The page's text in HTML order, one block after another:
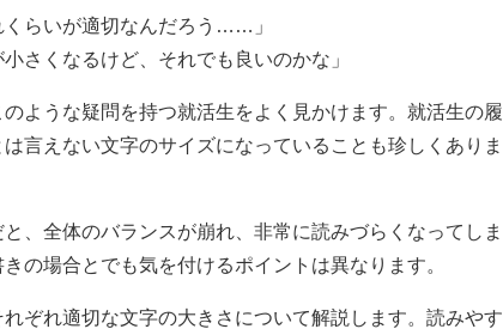
くらいが適切なんだろう……」
さくなるけど、それでも良いのかな」
ような疑問を持つ就活生をよく見かけます。就活生の履
言えない文字のサイズになっていることも珍しくありま
、全体のバランスが崩れ、非常に読みづらくなってしま
の場合とでも気を付けるポイントは異なります。
ぞれ適切な文字の大きさについて解説します。読みやす